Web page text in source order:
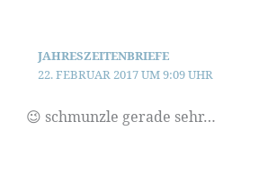
JAHRESZEITENBRIEFE
22. FEBRUAR 2017 UM 9:09 UHR
😉 schmunzle gerade sehr…